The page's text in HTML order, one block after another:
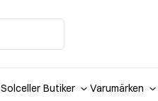
Solceller Butiker Varumärken